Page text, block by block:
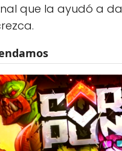
que la ayudó a